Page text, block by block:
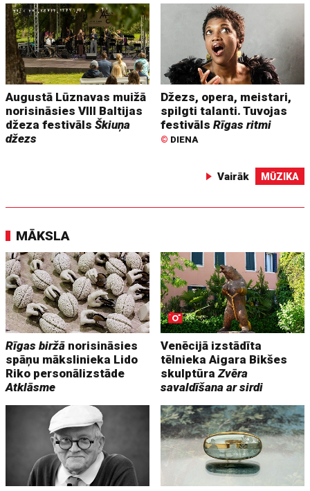
Augustā Lūznavas muižā
norisināsies VIII Baltijas
džeza festivālsŠkiuņa
džezs
Džezs, opera, meistari,
spilgti talanti. Tuvojas
festivālsRīgas ritmi
© DIENA
Vairāk MŪZIKA
MĀKSLA
Rīgas biržā norisināsies
spāņu mākslinieka Lido
Riko personālizstāde
Atklāsme
Venēcijā izstādīta
tēlnieka Aigara Bikšes
skulptūraZvēra
savaldīšana ar sirdi